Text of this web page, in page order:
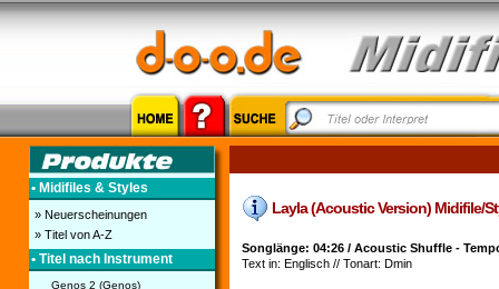
• Midifiles & Styles
» Neuerscheinungen
» Titel von A-Z
• Titel nach Instrument
Genos 2 (Genos)
Layla (Acoustic Version) Midifile/
Songlänge: 04:26 / Acoustic Shuffle -
Text in: Englisch // Tonart: Dmin